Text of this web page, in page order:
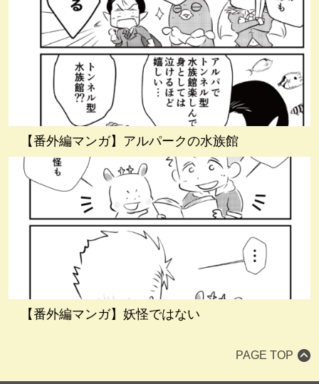
【番外編マンガ】アルパークの水族館
【番外編マンガ】妖怪ではない
PAGE TOP